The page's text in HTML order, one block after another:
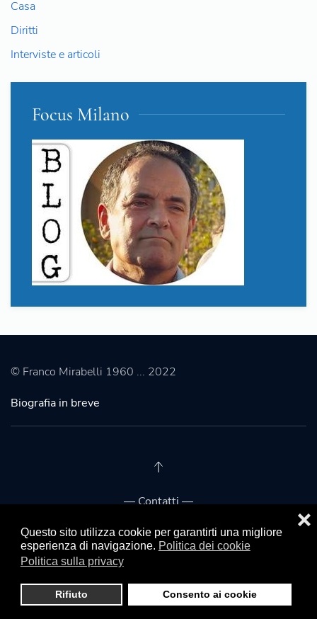
Questo sito utilizza cookie per garantirti una migliore
esperienza di navigazione. Politica dei cookie
Politica sulla privacy
Rifiuto Consento ai cookie
❌
Casa
Diritti
Interviste e articoli
Focus Milano
© Franco Mirabelli 1960 ... 2022
Biografia in breve
— Contatti —
Franco Mirabelli
Franco Mirabelli (Senato)
Segreteria